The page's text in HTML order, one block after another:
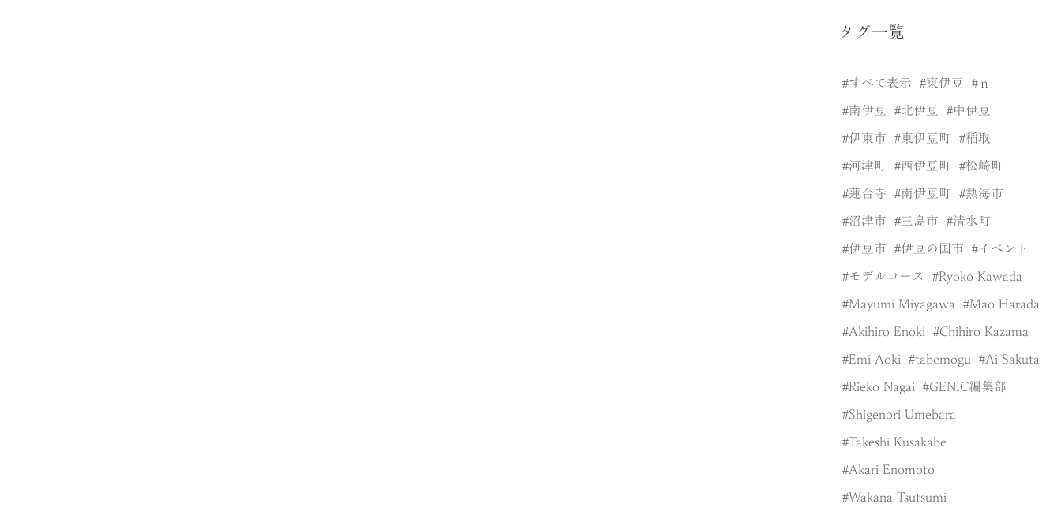
タグ一覧
すべて表示 東伊豆 ｎ
南伊豆 北伊豆 中伊豆
伊東市 東伊豆町 稲取
河津町 西伊豆町 松崎町
蓮台寺 南伊豆町 熱海市
沼津市 三島市 清水町
伊豆市 伊豆の国市 イベント
モデルコース Ryoko Kawada
Mayumi Miyagawa Mao Harada
Akihiro Enoki Chihiro Kazama
Emi Aoki tabemogu Ai Sakuta
Rieko Nagai GENIC編集部
Shigenori Umebara
Takeshi Kusakabe
Akari Enomoto
Wakana Tsutsumi